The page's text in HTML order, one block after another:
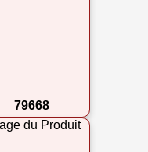
79668